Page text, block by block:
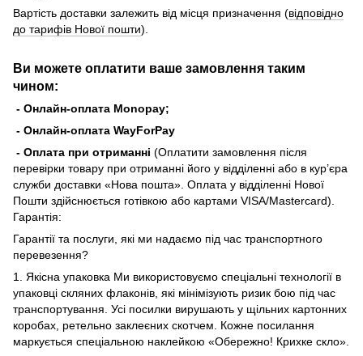
Вартість доставки залежить від місця призначення (відповідно
до тарифів Нової пошти).
Ви можете оплатити ваше замовлення таким
чином:
- Онлайн-оплата Monopay;
- Онлайн-оплата WayForPay
- Оплата при отриманні (Оплатити замовлення після
перевірки товару при отриманні його у відділенні або в кур’єра
служби доставки «Нова пошта». Оплата у відділенні Нової
Пошти здійснюється готівкою або картами VISA/Mastercard).
Гарантія:
Гарантії та послуги, які ми надаємо під час транспортного
перевезення?
1. Якісна упаковка Ми використовуємо спеціальні технології в
упаковці скляних флаконів, які мінімізують ризик бою під час
транспортування. Усі посилки вирушають у щільних картонних
коробах, ретельно заклеєних скотчем. Кожне посилання
маркується спеціальною наклейкою «Обережно! Крихке скло».